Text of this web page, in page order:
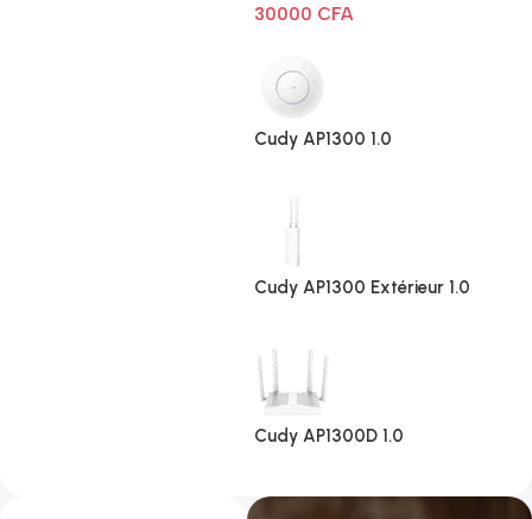
30000 CFA
Cudy AP1300 1.0
Cudy AP1300 Extérieur 1.0
Cudy AP1300D 1.0